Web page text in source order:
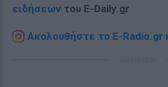
ειδήσεων του E-Daily.gr
Ακολουθήστε το E-Radio.gr